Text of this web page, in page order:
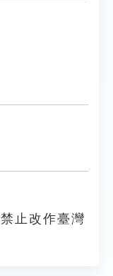
止改作臺灣